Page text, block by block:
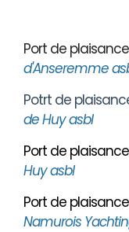
Port de
d'Anseremme
Potrt de
de Huy asbl
Port de
Huy asbl
Port de
Namurois